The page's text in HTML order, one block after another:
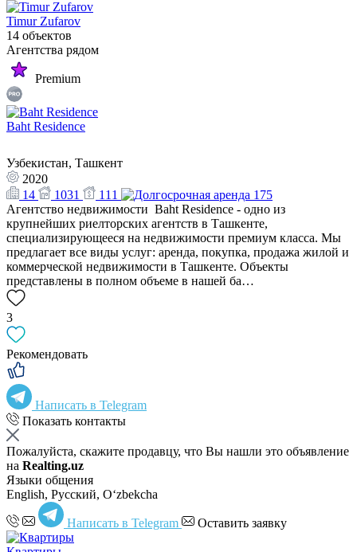
Timur Zufarov
14 объектов
Агентства рядом
Premium
Baht Residence
Узбекистан, Ташкент
2020
14
1031 111
175
Агентство недвижимости Baht Residence - одно из
крупнейших риелторских агентств в Ташкенте,
специализирующееся на недвижимости премиум класса. Мы
предлагает все виды услуг: аренда, покупка, продажа жилой и
коммерческой недвижимости в Ташкенте. Объекты
представлены в полном объеме в нашей ба…
3
Рекомендовать
Написать в Telegram
Показать контакты
Пожалуйста, скажите продавцу, что Вы нашли это объявление
на Realting.uz
Языки общения
English, Русский, Oʻzbekcha
Написать в Telegram Оставить заявку